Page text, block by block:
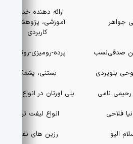
جواهر
ارائه دهنده خدمات
آموزشی، پژوهشی و
کاربردی
صدقی‌نسب پرده-روميزی-روتختی
بلویردی بستنی، پشمک
رحیمی نامی پلی اورتان در انواع مختلف
فلاحی انواع لیفت تراک
الیو رزین های نفت